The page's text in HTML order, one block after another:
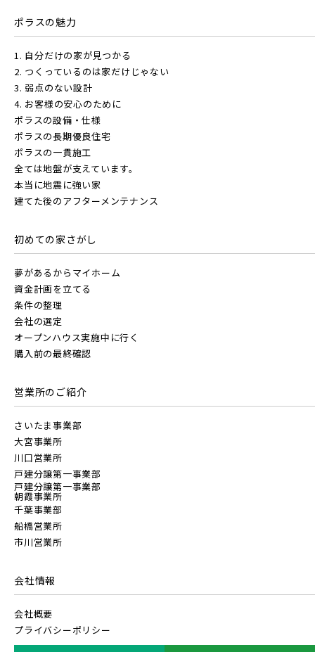
東京メトロ東西線
都営新宿線
埼玉新都市交通 [伊奈線]
つくばエクスプレス
都営大江戸線
東葉高速鉄道
東京メトロ副都心線
千葉都市モノレール
京成線
京成松戸線
京成本線
京成押上線
京成成田スカイアクセス線
京成千葉線
西武線
西武池袋線
西武新宿線
西武有楽町線
西武豊島線
ブランドを知る
ポラスの魅力
1. 自分だけの家が見つかる
2. つくっているのは家だけじゃない
3. 弱点のない設計
4. お客様の安心のために
ポラスの設備・仕様
ポラスの長期優良住宅
ポラスの一貫施工
全ては地盤が支えています。
本当に地震に強い家
建てた後のアフターメンテナンス
初めての家さがし
夢があるからマイホーム
資金計画を立てる
条件の整理
会社の選定
オープンハウス実施中に行く
購入前の最終確認
営業所のご紹介
さいたま事業部
大宮事業所
川口営業所
戸建分譲第一事業部
戸建分譲第一事業部
朝霞事業所
千葉事業部
船橋営業所
市川営業所
会社情報
会社概要
プライバシーポリシー